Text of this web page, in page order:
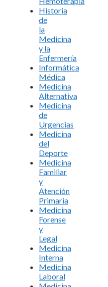
Historia
de
la
Medicina
y la
Enfermería
Informática
Médica
Medicina
Alternativa
Medicina
de
Urgencias
Medicina
del
Deporte
Medicina
Familiar
y
Atención
Primaria
Medicina
Forense
y
Legal
Medicina
Interna
Medicina
Laboral